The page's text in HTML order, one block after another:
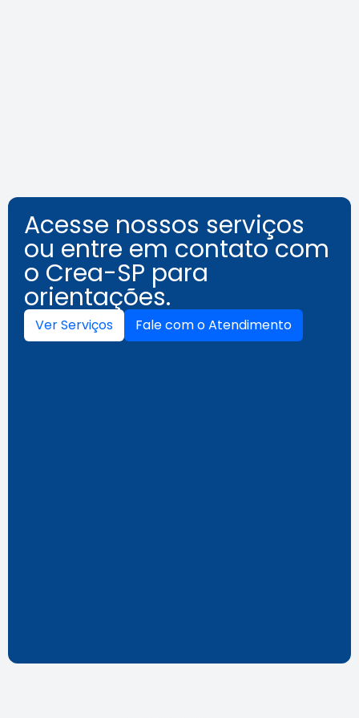
Acesse nossos serviços
ou entre em contato com
o Crea-SP para
orientações.
Ver Serviços Fale com o Atendimento